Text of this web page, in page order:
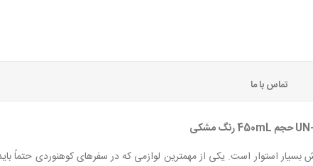
تماس با ما
بسیار استوار است. یکی از مهمترین لوازمی که در سفرهای کوهنوردی